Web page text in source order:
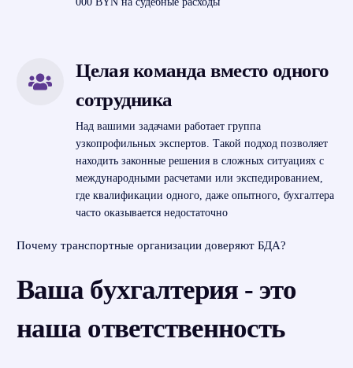
Почему транспортные организации доверяют БДА?
Ваша бухгалтерия - это
наша ответственность
Целая команда вместо одного
сотрудника
Над вашими задачами работает группа
узкопрофильных экспертов. Такой подход позволяет
находить законные решения в сложных ситуациях с
международными расчетами или экспедированием,
где квалификации одного, даже опытного, бухгалтера
часто оказывается недостаточно